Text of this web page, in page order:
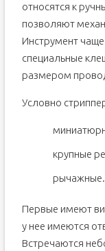
относятся к
позволяют
Инструмент
специальные
размером
Условно
крупные
рычажные.
Первые имеют
у нее имеются
Встречаются